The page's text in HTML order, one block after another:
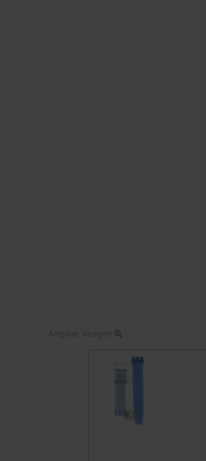
Ampliar imagen